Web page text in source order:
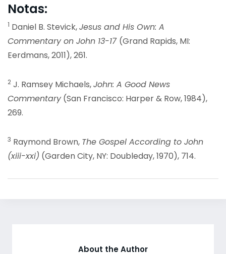
Notas:
1 Daniel B. Stevick,Jesus and His Own: A
Commentary on John 13-17 (Grand Rapids, MI:
Eerdmans, 2011), 261.
2 J. Ramsey Michaels,John: A Good News
Commentary(San Francisco: Harper & Row, 1984),
269.
3 Raymond Brown, The Gospel According to John
(xiii-xxi) (Garden City, NY: Doubleday, 1970), 714.
About the Author